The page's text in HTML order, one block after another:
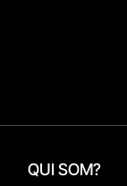
QUI SOM?